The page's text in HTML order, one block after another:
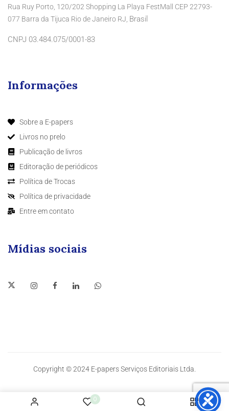
0
Rua Ruy Porto, 120/202 Shopping La Playa FestMall CEP 22793-
077 Barra da Tijuca Rio de Janeiro RJ, Brasil
CNPJ 03.484.075/0001-83
Informações
Sobre a E-papers
Livros no prelo
Publicação de livros
Editoração de periódicos
Política de Trocas
Política de privacidade
Entre em contato
Mídias sociais
Copyright © 2024 E-papers Serviços Editoriais Ltda.